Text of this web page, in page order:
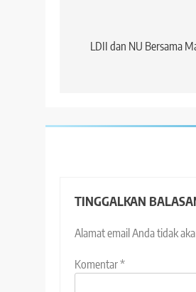
posLDII dan NU Bersama
TINGGALKAN
Alamat email Anda tidak
Komentar*